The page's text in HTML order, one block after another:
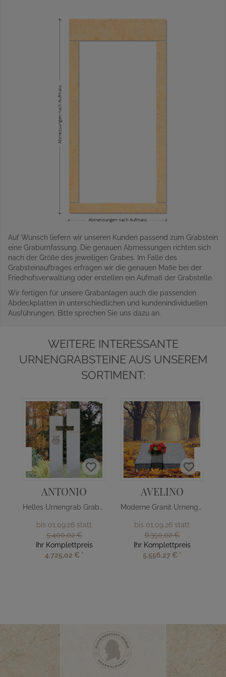
Auf Wunsch liefern wir unseren Kunden passend zum Grabstein
eine Grabumfassung. Die genauen Abmessungen richten sich
nach der Größe des jeweiligen Grabes. Im Falle des
Grabsteinauftrages erfragen wir die genauen Maße bei der
Friedhofsverwaltung oder erstellen ein Aufmaß der Grabstelle.
Wir fertigen für unsere Grabanlagen auch die passenden
Abdeckplatten in unterschiedlichen und kundenindividuellen
Ausführungen. Bitte sprechen Sie uns dazu an.
WEITERE INTERESSANTE
URNENGRABSTEINE AUS UNSEREM
SORTIMENT:
ANTONIO
Helles Urnengrab Grabmal mit Kreuz
bis 01.09.26 statt
5.400,02 €
Ihr Komplettpreis
4.725,02 € *
AVELINO
Moderne Granit Urnengrab Liegeplatte
bis 01.09.26 statt
6.350,02 €
Ihr Komplettpreis
5.556,27 € *